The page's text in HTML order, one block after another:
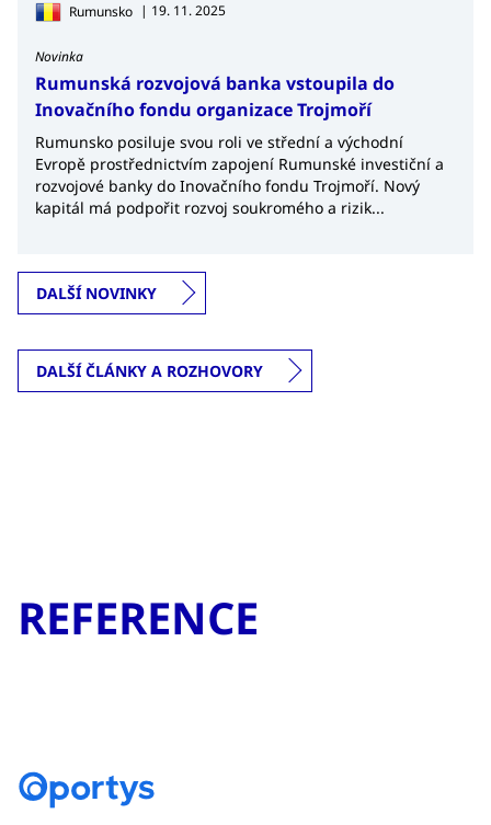
Rumunsko | 19. 11. 2025
Novinka
Rumunská rozvojová banka vstoupila do
Inovačního fondu organizace Trojmoří
Rumunsko posiluje svou roli ve střední a východní
Evropě prostřednictvím zapojení Rumunské investiční a
rozvojové banky do Inovačního fondu Trojmoří. Nový
kapitál má podpořit rozvoj soukromého a rizik...
DALŠÍ NOVINKY
DALŠÍ ČLÁNKY A ROZHOVORY
REFERENCE